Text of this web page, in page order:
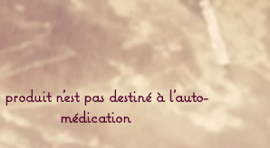
produit n'est pas destiné à l'auto-
médication